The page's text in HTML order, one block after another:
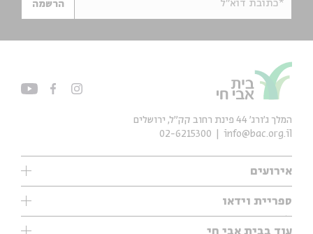
*כתובת דוא"ל הרשמה
אירועים
עיון
אנגלית
ספריית וידאו
ילדים
עוד בבית אבי חי
המלך ג'ורג' 44 פינת רחוב קק״ל, ירושלים
info@bac.org.il
02-6215300